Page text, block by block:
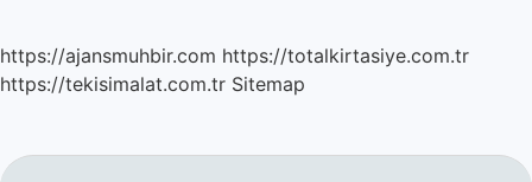
https://ajansmuhbir.com https://totalkirtasiye.com.tr
https://tekisimalat.com.tr Sitemap